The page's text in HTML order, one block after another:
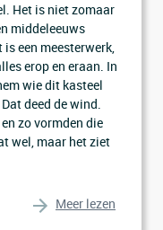
Het is niet zomaar
middeleeuws
een meesterwerk,
erop en eraan. In
wie dit kasteel
deed de wind.
zo vormden die
wel, maar het ziet
Meer lezen